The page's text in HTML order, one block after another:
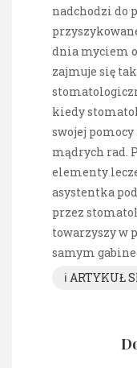
nadchodzi do
dnia myciem
zajmuje się
kiedy
swojej
mądrych rad.
elementy
asystentka
przez
towarzyszy w
samym
ℹ️ ARTYKUŁ